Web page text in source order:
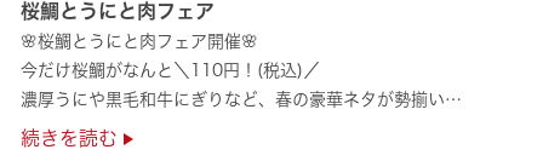
桜鯛とうにと肉フェア
🌸桜鯛とうにと肉フェア開催🌸
今だけ桜鯛がなんと＼110円！(税込)／
濃厚うにや黒毛和牛にぎりなど、春の豪華ネタが勢揃い
是非お越しください✨
続きを読む